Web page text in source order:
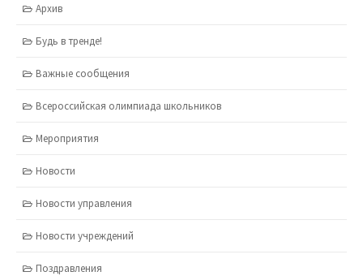
Архив
Будь в тренде!
Важные сообщения
Всероссийская олимпиада школьников
Мероприятия
Новости
Новости управления
Новости учреждений
Поздравления